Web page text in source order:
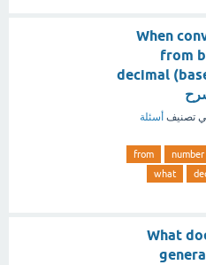
When
from
decimal
تصنيف أسئلة
number
from
what
What